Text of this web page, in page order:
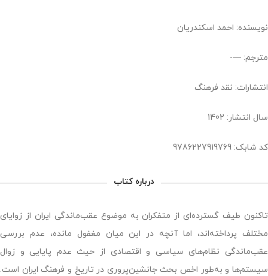
نویسنده: احمد اسکندریان
مترجم: —-
انتشارات: نقد فرهنگ
سال انتشار: 1402
کد شابک: 9786227919769
درباره کتاب
تاکنون طیف گسترده‌ای از متفکران به موضوع عقب‌ماندگی ایران از زوایای
مختلف پرداخته‌اند، اما آنچه در این میان مغفول مانده، عدم بررسی
عقب‌ماندگی نظام‌های سیاسی و اقتصادی از حیث عدم پایایی و زوال
سیستم‌ها و به‌طور اخص بحث جانشین‌پروری در تاریخ و فرهنگ ایران است.